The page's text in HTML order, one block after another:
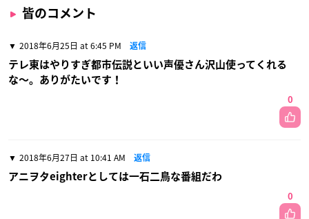
皆のコメント
2018年6月25日 at 6:45 PM 返信
テレ東はやりすぎ都市伝説といい声優さん沢山使ってくれる
な〜。ありがたいです！
0
2018年6月27日 at 10:41 AM 返信
アニヲタeighterとしては一石二鳥な番組だわ
0